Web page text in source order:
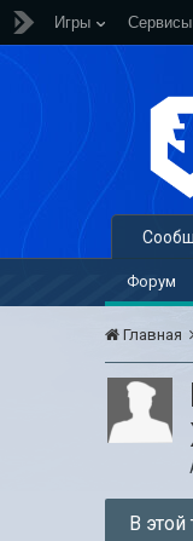
Игры Сервисы
Форум
Главная
В